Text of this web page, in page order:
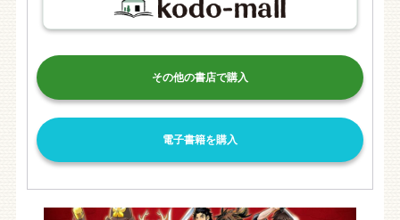
その他の書店で購入
電子書籍を購入